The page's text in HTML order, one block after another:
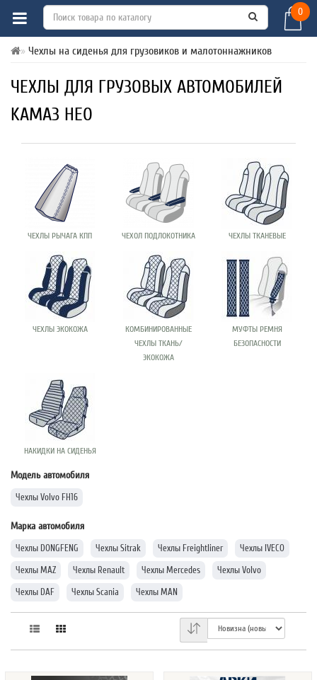
0
Чехлы на сиденья для грузовиков и малотоннажников
ЧЕХЛЫ ДЛЯ ГРУЗОВЫХ АВТОМОБИЛЕЙ
KАМАЗ НЕО
ЧЕХЛЫ РЫЧАГА КПП ЧЕХОЛ ПОДЛОКОТНИКА ЧЕХЛЫ ТКАНЕВЫЕ
ЧЕХЛЫ ЭКОКОЖА
КОМБИНИРОВАННЫЕ
ЧЕХЛЫ ТКАНЬ/
ЭКОКОЖА
МУФТЫ РЕМНЯ
БЕЗОПАСНОСТИ
НАКИДКИ НА СИДЕНЬЯ
Модель автомобиля
Чехлы Volvo FH16
Марка автомобиля
Чехлы DONGFENG Чехлы Sitrak Чехлы Freightliner Чехлы IVECO
Чехлы MAZ Чехлы Renault Чехлы Mercedes Чехлы Volvo
Чехлы DAF Чехлы Scania Чехлы MAN